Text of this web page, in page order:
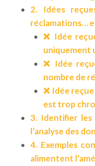
2. Idées
réclamations…
❌ Idée
uniquement
❌ Idée
nombre de
❌ Idée
est trop
3. Identifier les
l’analyse des
4. Exemples
alimentent